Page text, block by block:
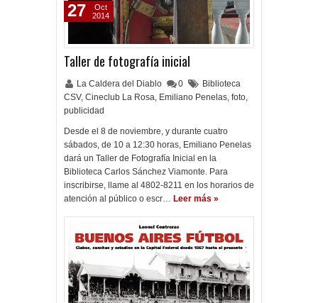
Taller de fotografía inicial
La Caldera del Diablo 0
Biblioteca
CSV, Cineclub La Rosa, Emiliano Penelas, foto,
publicidad
Desde el 8 de noviembre, y durante cuatro
sábados, de 10 a 12:30 horas, Emiliano Penelas
dará un Taller de Fotografía Inicial en la
Biblioteca Carlos Sánchez Viamonte. Para
inscribirse, llame al 4802-8211 en los horarios de
atención al público o escr… Leer más »
27
Oct
2014